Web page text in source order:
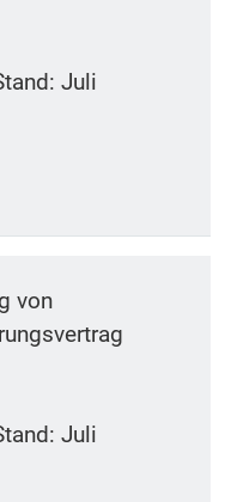
Juli
von
Juli